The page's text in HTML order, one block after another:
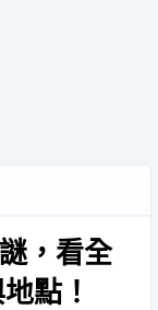
，看全
點！